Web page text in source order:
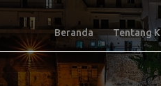
Beranda Tentang